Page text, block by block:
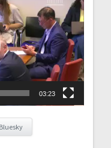
03:23
Bluesky